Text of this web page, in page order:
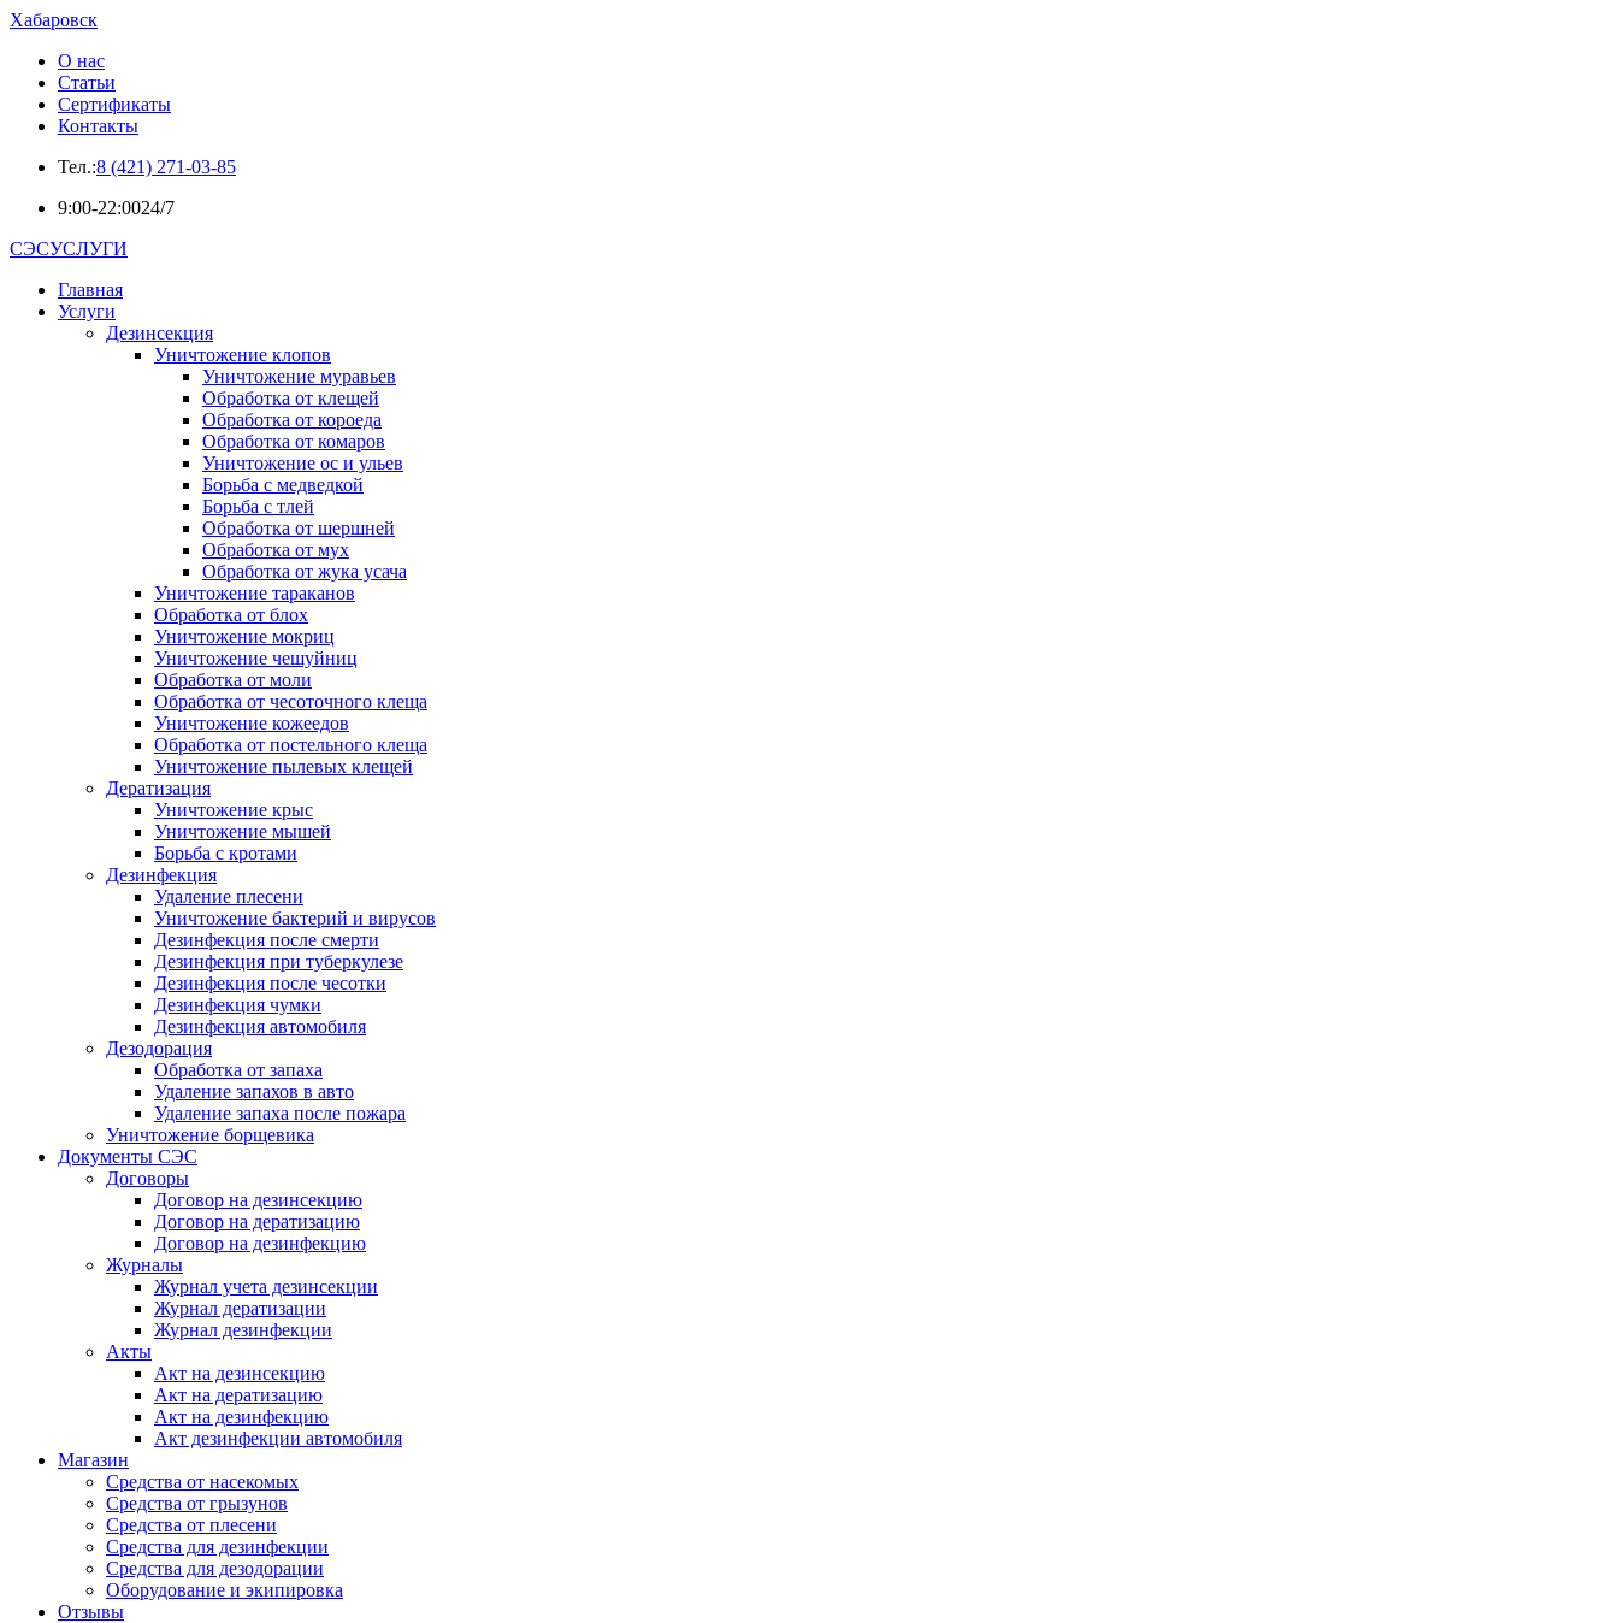
Хабаровск
О нас
Статьи
Сертификаты
Контакты
Тел.:8 (421) 271-03-85
9:00-22:0024/7
СЭСУСЛУГИ
Главная
Услуги
Дезинсекция
Уничтожение клопов
Уничтожение муравьев
Обработка от клещей
Обработка от короеда
Обработка от комаров
Уничтожение ос и ульев
Борьба с медведкой
Борьба с тлей
Обработка от шершней
Обработка от мух
Обработка от жука усача
Уничтожение тараканов
Обработка от блох
Уничтожение мокриц
Уничтожение чешуйниц
Обработка от моли
Обработка от чесоточного клеща
Уничтожение кожеедов
Обработка от постельного клеща
Уничтожение пылевых клещей
Дератизация
Уничтожение крыс
Уничтожение мышей
Борьба с кротами
Дезинфекция
Удаление плесени
Уничтожение бактерий и вирусов
Дезинфекция после смерти
Дезинфекция при туберкулезе
Дезинфекция после чесотки
Дезинфекция чумки
Дезинфекция автомобиля
Дезодорация
Обработка от запаха
Удаление запахов в авто
Удаление запаха после пожара
Уничтожение борщевика
Документы СЭС
Договоры
Договор на дезинсекцию
Договор на дератизацию
Договор на дезинфекцию
Журналы
Журнал учета дезинсекции
Журнал дератизации
Журнал дезинфекции
Акты
Акт на дезинсекцию
Акт на дератизацию
Акт на дезинфекцию
Акт дезинфекции автомобиля
Магазин
Средства от насекомых
Средства от грызунов
Средства от плесени
Средства для дезинфекции
Средства для дезодорации
Оборудование и экипировка
Отзывы